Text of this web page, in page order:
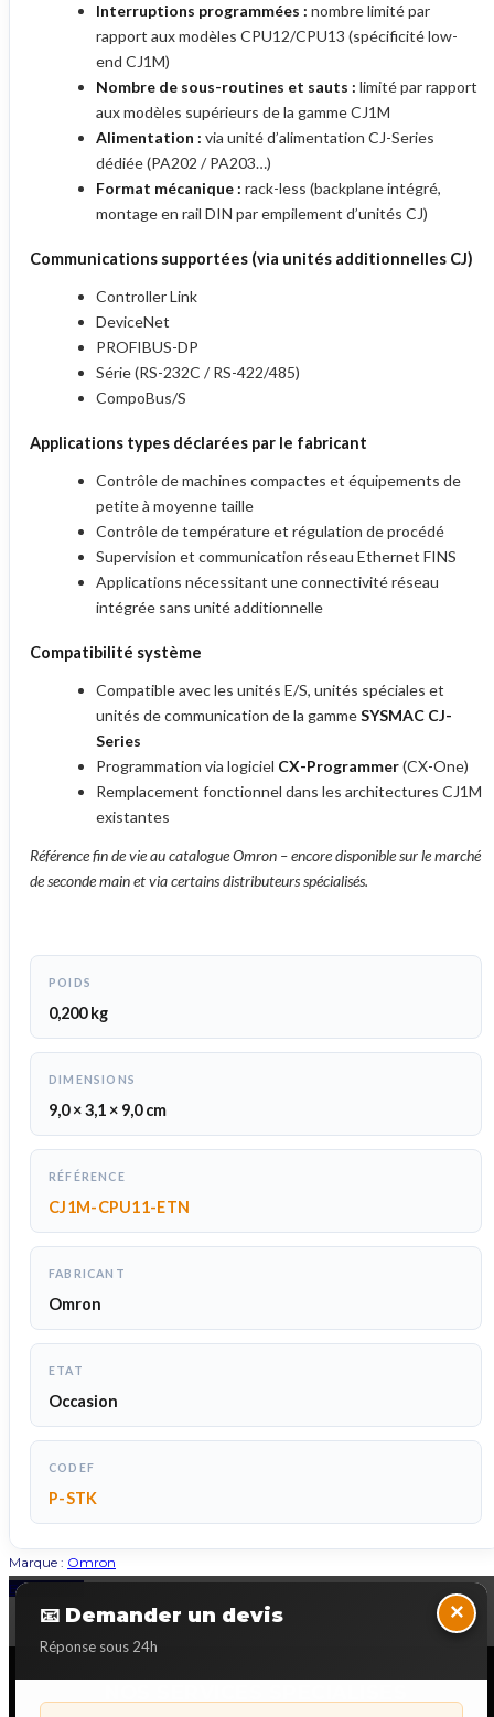
Interruptions programmées : nombre limité par
rapport aux modèles CPU12/CPU13 (spécificité low-
end CJ1M)
Nombre de sous-routines et sauts : limité par rapport
aux modèles supérieurs de la gamme CJ1M
Alimentation : via unité d’alimentation CJ-Series
dédiée (PA202 / PA203…)
Format mécanique : rack-less (backplane intégré,
montage en rail DIN par empilement d’unités CJ)
Communications supportées (via unités additionnelles CJ)
Controller Link
DeviceNet
PROFIBUS-DP
Série (RS-232C / RS-422/485)
CompoBus/S
Applications types déclarées par le fabricant
Contrôle de machines compactes et équipements de
petite à moyenne taille
Contrôle de température et régulation de procédé
Supervision et communication réseau Ethernet FINS
Applications nécessitant une connectivité réseau
intégrée sans unité additionnelle
Compatibilité système
Compatible avec les unités E/S, unités spéciales et
unités de communication de la gammeSYSMAC CJ-
Series
Programmation via logiciel CX-Programmer(CX-One)
Remplacement fonctionnel dans les architectures CJ1M
existantes
Référence fin de vie au catalogue Omron – encore disponible sur le marché
de seconde main et via certains distributeurs spécialisés.
POIDS
0,200 kg
DIMENSIONS
9,0 × 3,1 × 9,0 cm
RÉFÉRENCE
CJ1M-CPU11-ETN
FABRICANT
Omron
ETAT
Occasion
CODEF
P-STK
Marque : Omron
📧 Demander un devis
Réponse sous 24h
×
Back to Top